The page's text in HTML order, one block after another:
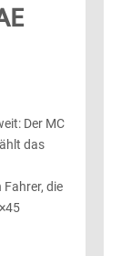
Der MC
das
die